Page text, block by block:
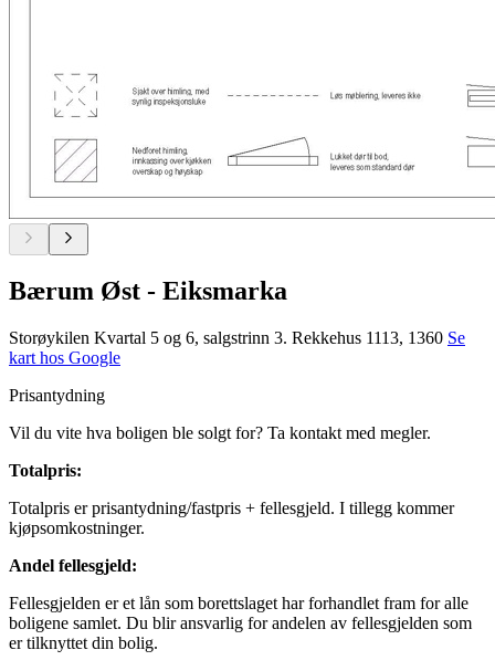
Bærum Øst - Eiksmarka
Storøykilen Kvartal 5 og 6, salgstrinn 3. Rekkehus 1113, 1360 Se
kart hos Google
Prisantydning
Vil du vite hva boligen ble solgt for? Ta kontakt med megler.
Totalpris:
Totalpris er prisantydning/fastpris + fellesgjeld. I tillegg kommer
kjøpsomkostninger.
Andel fellesgjeld:
Fellesgjelden er et lån som borettslaget har forhandlet fram for alle
boligene samlet. Du blir ansvarlig for andelen av fellesgjelden som
er tilknyttet din bolig.